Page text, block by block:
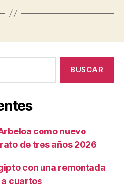
como nuevo
de tres años 2026
con una remontada
cuartos